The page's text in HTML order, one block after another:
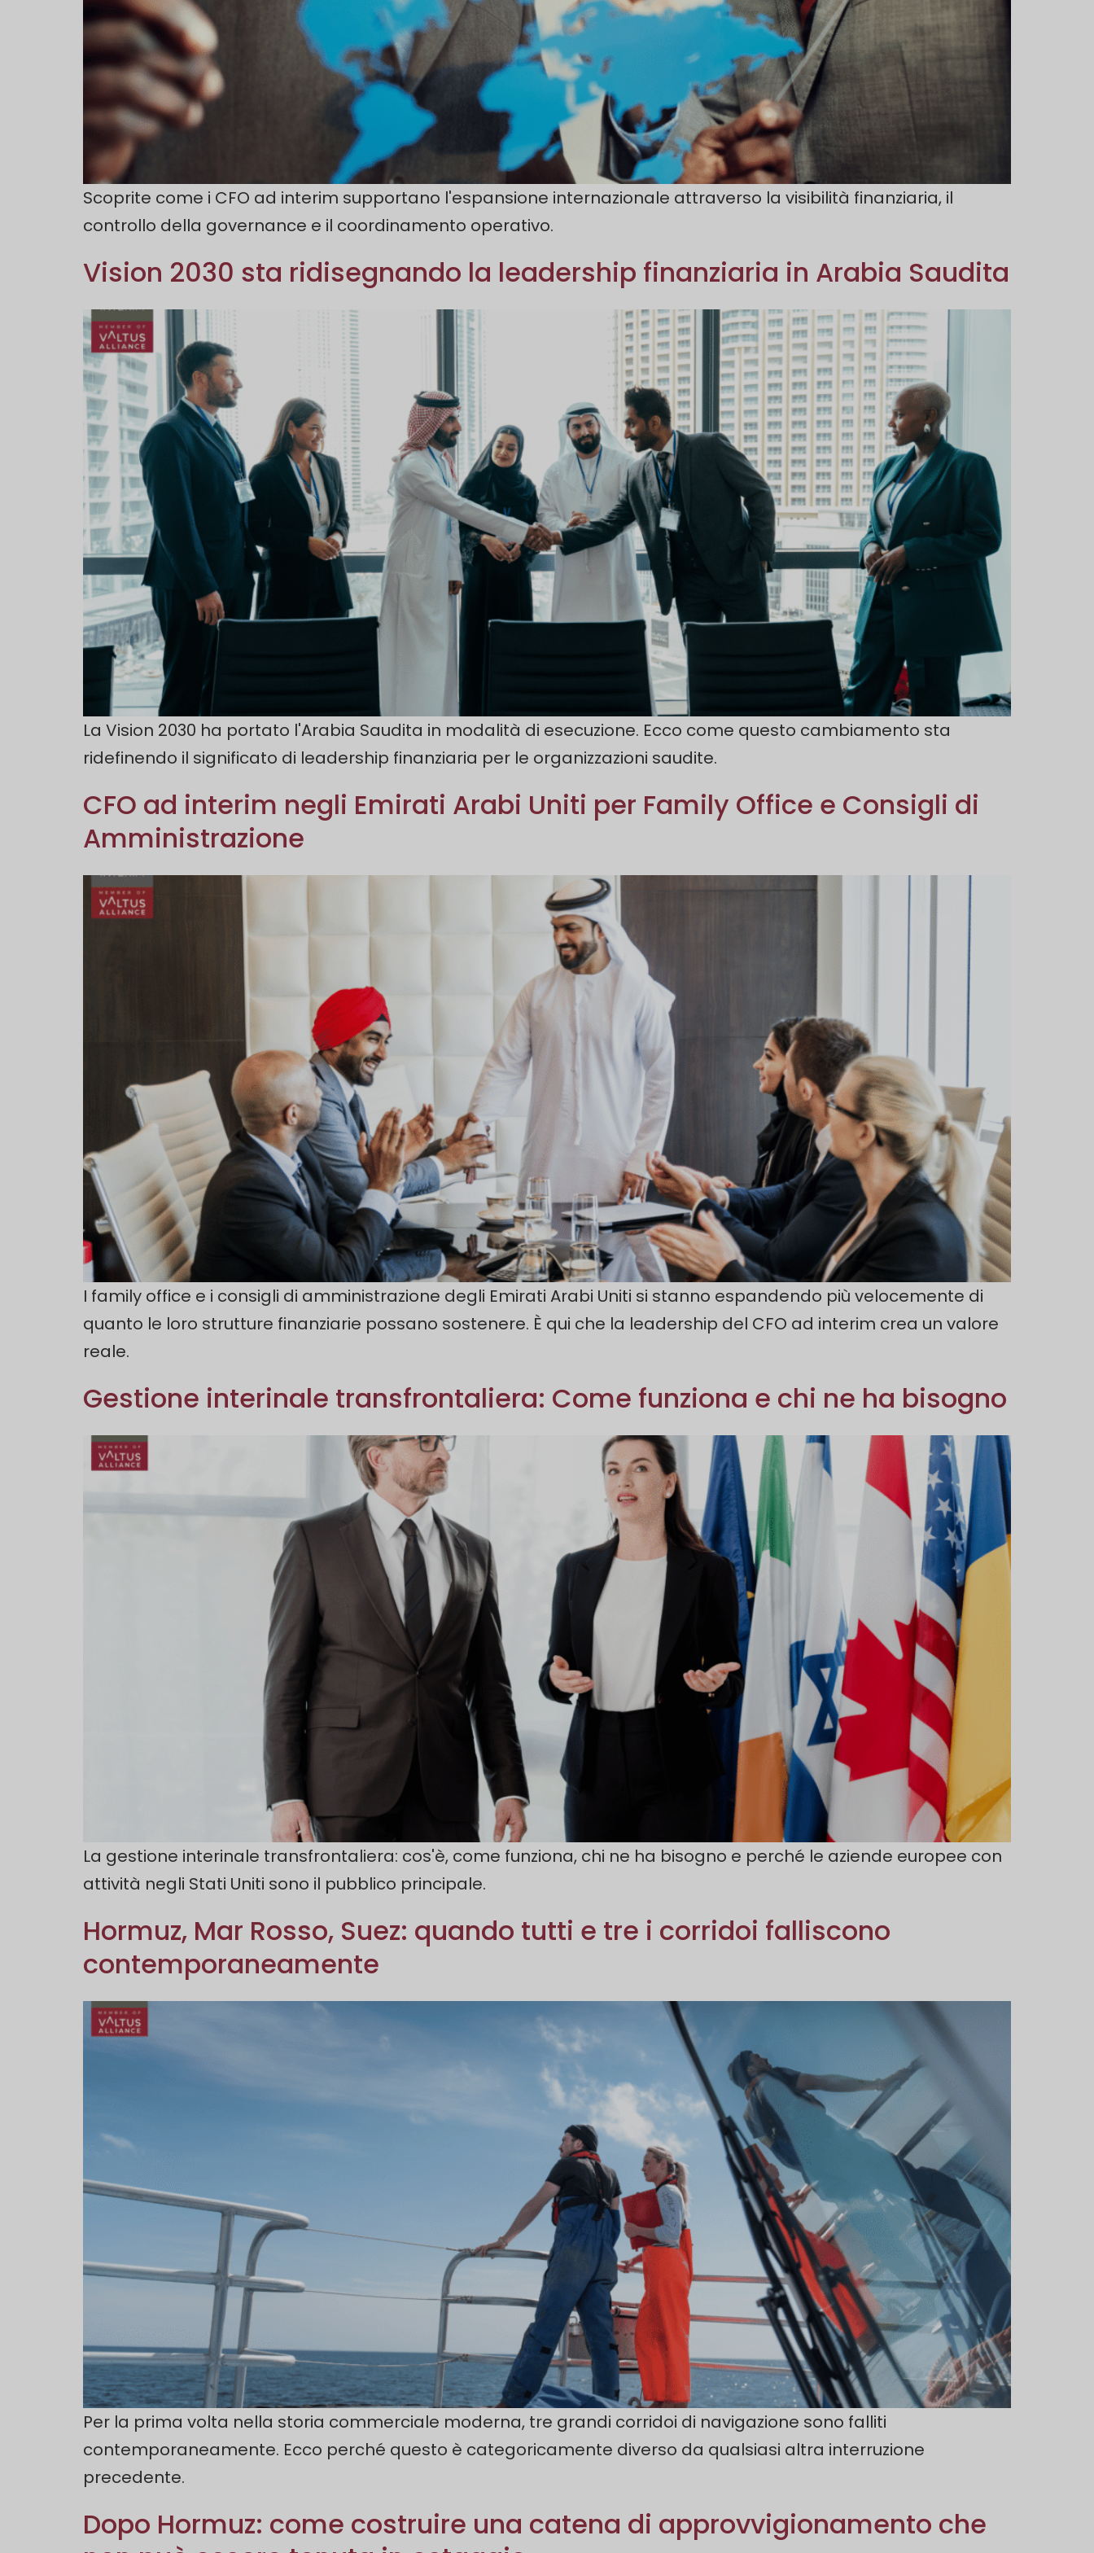
Scoprite come i CFO ad interim supportano l'espansione internazionale attraverso la visibilità finanziaria, il
controllo della governance e il coordinamento operativo.
Vision 2030 sta ridisegnando la leadership finanziaria in Arabia Saudita
La Vision 2030 ha portato l'Arabia Saudita in modalità di esecuzione. Ecco come questo cambiamento sta
ridefinendo il significato di leadership finanziaria per le organizzazioni saudite.
CFO ad interim negli Emirati Arabi Uniti per Family Office e Consigli di
Amministrazione
I family office e i consigli di amministrazione degli Emirati Arabi Uniti si stanno espandendo più velocemente di
quanto le loro strutture finanziarie possano sostenere. È qui che la leadership del CFO ad interim crea un valore
reale.
Gestione interinale transfrontaliera: Come funziona e chi ne ha bisogno
La gestione interinale transfrontaliera: cos'è, come funziona, chi ne ha bisogno e perché le aziende europee con
attività negli Stati Uniti sono il pubblico principale.
Hormuz, Mar Rosso, Suez: quando tutti e tre i corridoi falliscono
contemporaneamente
Per la prima volta nella storia commerciale moderna, tre grandi corridoi di navigazione sono falliti
contemporaneamente. Ecco perché questo è categoricamente diverso da qualsiasi altra interruzione
precedente.
Dopo Hormuz: come costruire una catena di approvvigionamento che